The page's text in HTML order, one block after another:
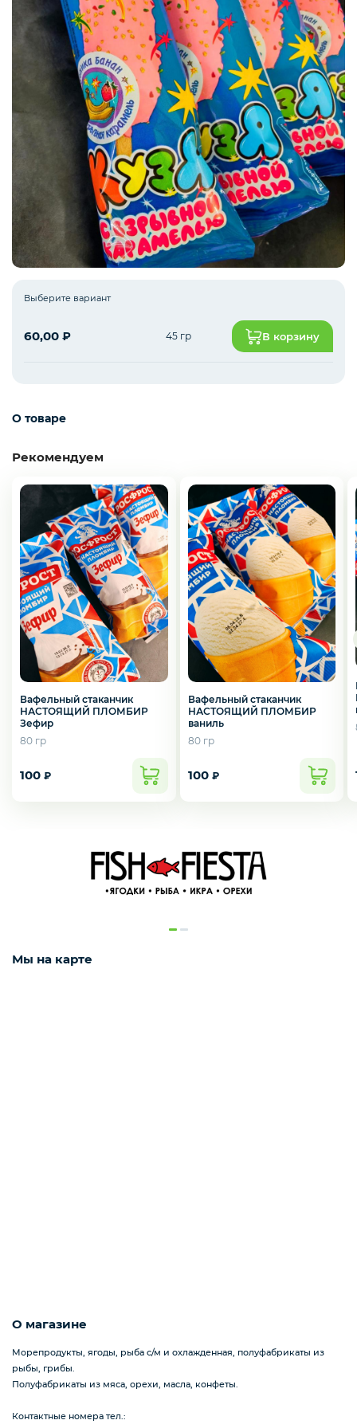
Рыба белая с/м
Северная рыба
Стейки и уха
Филе
Рыбные пельмени
Полуфабрикаты
Креветки
Орехи
Икра
Соки
Выберите вариант
60,00 ₽ 45 гр В корзину
О товаре
Рекомендуем
Вафельный стаканчик
НАСТОЯЩИЙ ПЛОМБИР
Зефир
80 гр
100 ₽
Вафельный стаканчик
НАСТОЯЩИЙ ПЛОМБИР
ваниль
80 гр
100 ₽
Наш канал в Telegram!
ЖМИ СЮДА ДЛЯ ПЕРЕХОДА
Мы на карте
О магазине
Морепродукты, ягоды, рыба с/м и охлажденная, полуфабрикаты из
рыбы, грибы.
Полуфабрикаты из мяса, орехи, масла, конфеты.
Контактные номера тел.: